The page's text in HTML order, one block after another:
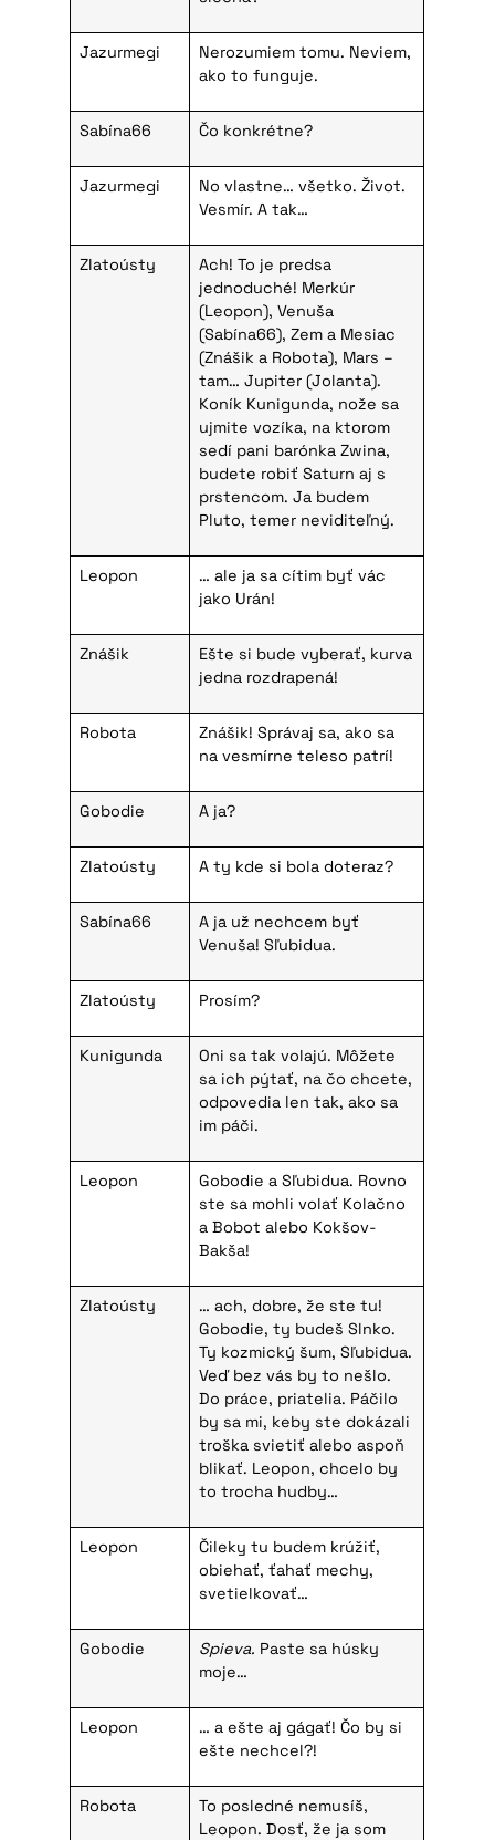
Jazurmegi
Nerozumiem tomu. Neviem,
ako to funguje.
Sabína66 Čo konkrétne?
Jazurmegi
No vlastne… všetko. Život.
Vesmír. A tak…
Zlatoústy
Ach! To je predsa
jednoduché! Merkúr
(Leopon), Venuša
(Sabína66), Zem a Mesiac
(Znášik a Robota), Mars –
tam… Jupiter (Jolanta).
Koník Kunigunda, nože sa
ujmite vozíka, na ktorom
sedí pani barónka Zwina,
budete robiť Saturn aj s
prstencom. Ja budem
Pluto, temer neviditeľný.
Leopon
… ale ja sa cítim byť vác
jako Urán!
Znášik
Ešte si bude vyberať, kurva
jedna rozdrapená!
Robota
Znášik! Správaj sa, ako sa
na vesmírne teleso patrí!
Gobodie A ja?
Zlatoústy A ty kde si bola doteraz?
Sabína66
A ja už nechcem byť
Venuša! Sľubidua.
Zlatoústy Prosím?
Kunigunda
Oni sa tak volajú. Môžete
sa ich pýtať, na čo chcete,
odpovedia len tak, ako sa
im páči.
Leopon
Gobodie a Sľubidua. Rovno
ste sa mohli volať Kolačno
a Bobot alebo Kokšov-
Bakša!
Zlatoústy
… ach, dobre, že ste tu!
Gobodie, ty budeš Slnko.
Ty kozmický šum, Sľubidua.
Veď bez vás by to nešlo.
Do práce, priatelia. Páčilo
by sa mi, keby ste dokázali
troška svietiť alebo aspoň
blikať. Leopon, chcelo by
to trocha hudby…
Leopon
Čileky tu budem krúžiť,
obiehať, ťahať mechy,
svetielkovať…
Gobodie Spieva. Paste sa húsky
moje…
Leopon
… a ešte aj gágať! Čo by si
ešte nechcel?!
Robota
To posledné nemusíš,
Leopon. Dosť, že ja som